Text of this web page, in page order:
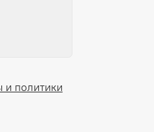
и политики